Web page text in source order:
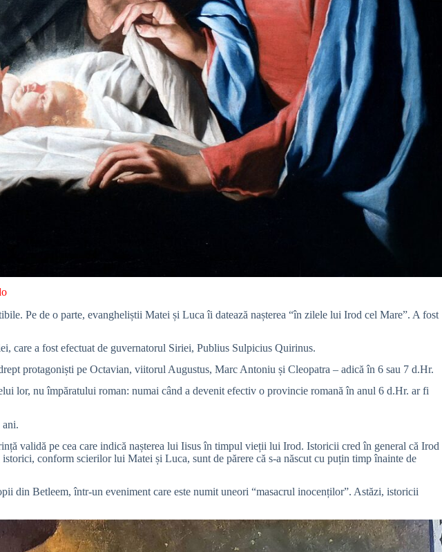
Pe de o parte, evangheliștii Matei și Luca îi datează nașterea “în zilele lui Irod cel Mare”. A fost
care a fost efectuat de guvernatorul Siriei, Publius Sulpicius Quirinus.
protagoniști pe Octavian, viitorul Augustus, Marc Antoniu și Cleopatra – adică în 6 sau 7 d.Hr.
lor, nu împăratului roman: numai când a devenit efectiv o provincie romană în anul 6 d.Hr. ar fi
ani.
validă pe cea care indică nașterea lui Iisus în timpul vieții lui Irod. Istoricii cred în general că Irod
conform scierilor lui Matei și Luca, sunt de părere că s-a născut cu puțin timp înainte de
din Betleem, într-un eveniment care este numit uneori “masacrul inocenților”. Astăzi, istoricii